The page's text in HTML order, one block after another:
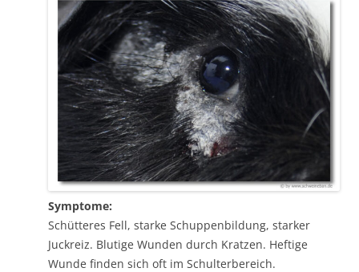
Symptome:
Schütteres Fell, starke Schuppenbildung, starker
Juckreiz. Blutige Wunden durch Kratzen. Heftige
Wunde finden sich oft im Schulterbereich.